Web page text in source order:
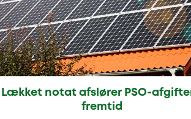
Lækket notat afslører PSO-
fremtid